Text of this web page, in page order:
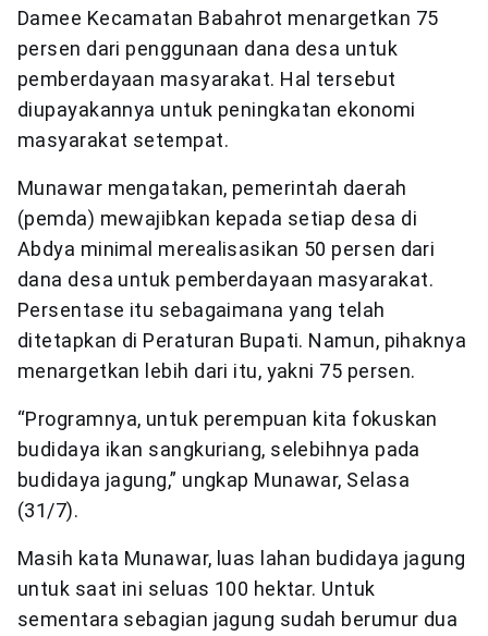
Damee Kecamatan Babahrot menargetkan 75
persen dari penggunaan dana desa untuk
pemberdayaan masyarakat. Hal tersebut
diupayakannya untuk peningkatan ekonomi
masyarakat setempat.
Munawar mengatakan, pemerintah daerah
(pemda) mewajibkan kepada setiap desa di
Abdya minimal merealisasikan 50 persen dari
dana desa untuk pemberdayaan masyarakat.
Persentase itu sebagaimana yang telah
ditetapkan di Peraturan Bupati. Namun, pihaknya
menargetkan lebih dari itu, yakni 75 persen.
“Programnya, untuk perempuan kita fokuskan
budidaya ikan sangkuriang, selebihnya pada
budidaya jagung,” ungkap Munawar, Selasa
(31/7).
Masih kata Munawar, luas lahan budidaya jagung
untuk saat ini seluas 100 hektar. Untuk
sementara sebagian jagung sudah berumur dua